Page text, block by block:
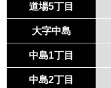
道場5丁目
大字中島
中島1丁目
中島2丁目